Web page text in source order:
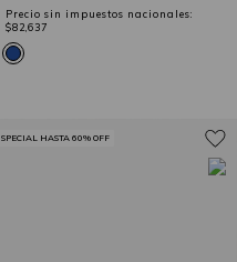
Precio sin impuestos nacionales:
$82,637
SPECIAL HASTA 60% OFF